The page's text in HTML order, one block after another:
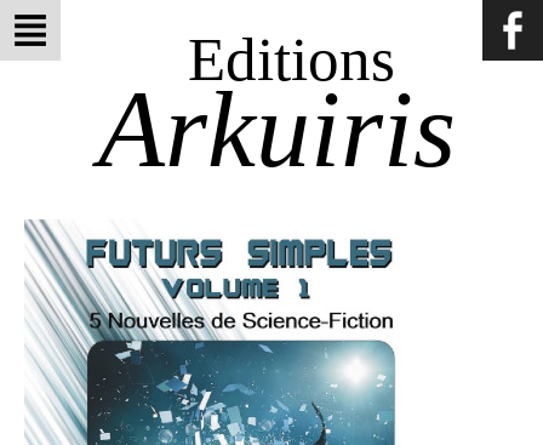
Editions
Arkuiris